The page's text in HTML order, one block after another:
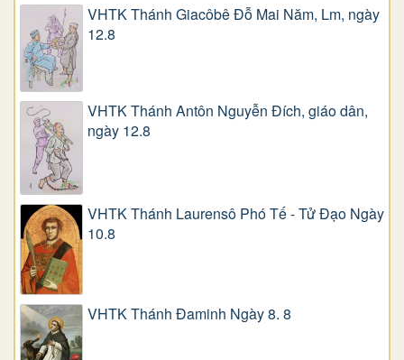
VHTK Thánh Giacôbê Ðỗ Mai Năm, Lm, ngày
12.8
VHTK Thánh Antôn Nguyễn Ðích, giáo dân,
ngày 12.8
VHTK Thánh Laurensô Phó Tế - Tử Đạo Ngày
10.8
VHTK Thánh Đaminh Ngày 8. 8